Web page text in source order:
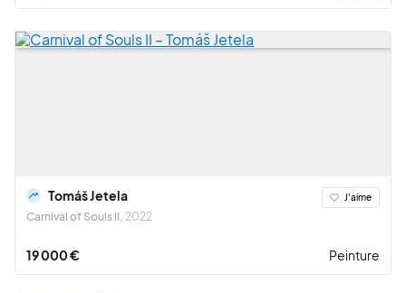
Tomáš Jetela
Carnival of Souls II 2022
J'aime
19 000 € Peinture